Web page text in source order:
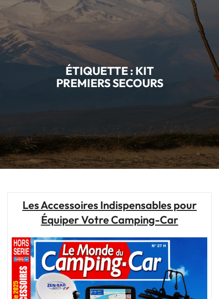
ÉTIQUETTE : KIT
PREMIERS SECOURS
Les Accessoires Indispensables pour
Équiper Votre Camping-Car